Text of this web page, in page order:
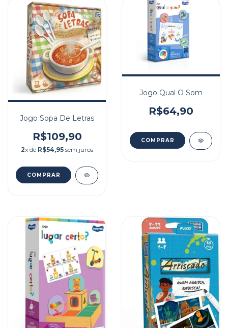
Jogo Sopa De Letras
R$109,90
2x de R$54,95 sem juros
Jogo Qual O Som
R$64,90